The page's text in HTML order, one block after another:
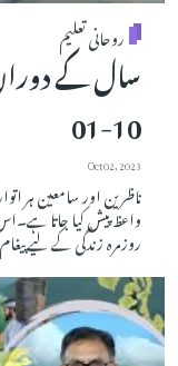
روحانی تعلیم
10-01
Oct 02, 2023
ناظرین اور سامعین ہر
واعظ پیش کیا جاتا
روزمرہ زندگی کے لیے